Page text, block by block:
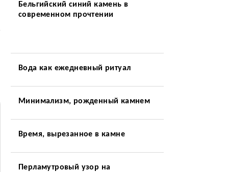
Бельгийский синий камень в
современном прочтении
Вода как ежедневный ритуал
Минимализм, рожденный камнем
Время, вырезанное в камне
Перламутровый узор на